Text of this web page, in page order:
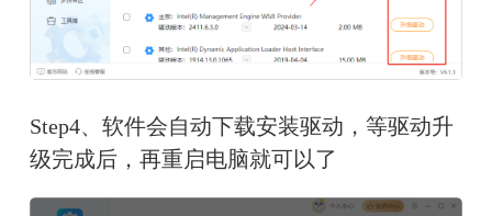
Step4、软件会自动下载安装驱动，等驱动升
级完成后，再重启电脑就可以了